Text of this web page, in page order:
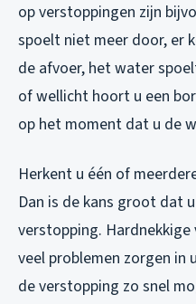
op verstoppingen zijn
spoelt niet meer door, er
de afvoer, het water
of wellicht hoort u een
op het moment dat u de
Herkent u één of
Dan is de kans groot dat
verstopping.
veel problemen zorgen in
de verstopping zo snel